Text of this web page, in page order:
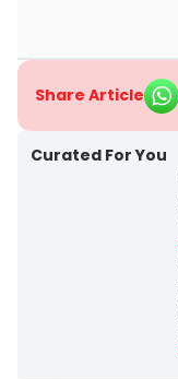
Share Article
Curated For You